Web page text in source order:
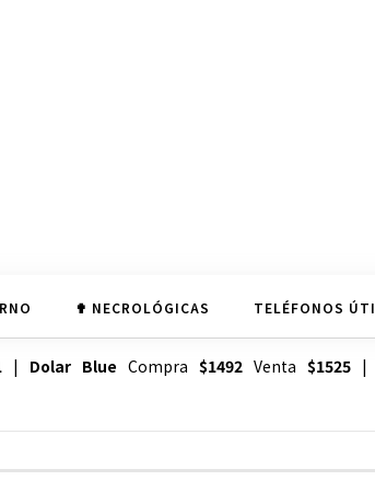
✟ NECROLÓGICAS TELÉFONOS
| Dolar Blue Compra $1492Venta $1525|